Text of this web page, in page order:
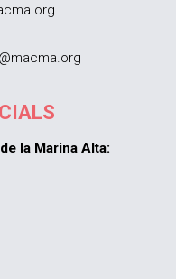
la Marina Alta: